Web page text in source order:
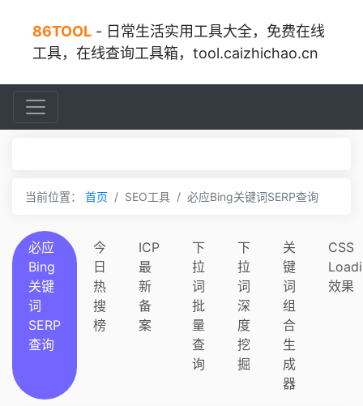
86TOOL - 日常生活实用工具大全，免费在线
工具，在线查询工具箱，tool.caizhichao.cn
当前位置： 首页 SEO工具 必应Bing关键词SERP查询
必应
Bing
关键
词
SERP
查询
今
日
热
搜
榜
ICP
最
新
备
案
下
拉
词
批
量
查
询
下
拉
词
深
度
挖
掘
关
键
词
组
合
生
成
器
CSS
效果